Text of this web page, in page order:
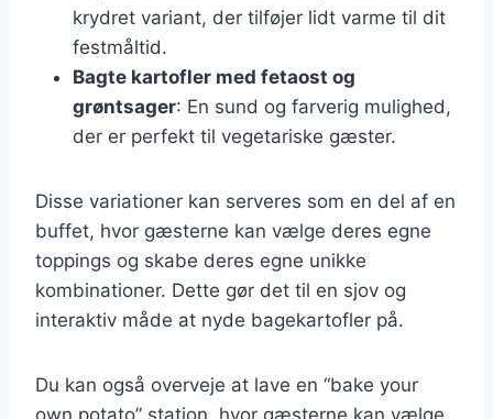
krydret variant, der tilføjer lidt varme til dit
festmåltid.
Bagte kartofler med fetaost og
grøntsager: En sund og farverig mulighed,
der er perfekt til vegetariske gæster.
Disse variationer kan serveres som en del af en
buffet, hvor gæsterne kan vælge deres egne
toppings og skabe deres egne unikke
kombinationer. Dette gør det til en sjov og
interaktiv måde at nyde bagekartofler på.
Du kan også overveje at lave en “bake your
own potato” station, hvor gæsterne kan vælge